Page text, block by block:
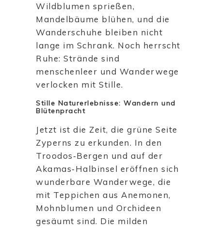
Wildblumen sprießen,
Mandelbäume blühen, und die
Wanderschuhe bleiben nicht
lange im Schrank. Noch herrscht
Ruhe: Strände sind
menschenleer und Wanderwege
verlocken mit Stille.
Stille Naturerlebnisse: Wandern und
Blütenpracht
Jetzt ist die Zeit, die grüne Seite
Zyperns zu erkunden. In den
Troodos‑Bergen und auf der
Akamas‑Halbinsel eröffnen sich
wunderbare Wanderwege, die
mit Teppichen aus Anemonen,
Mohnblumen und Orchideen
gesäumt sind. Die milden